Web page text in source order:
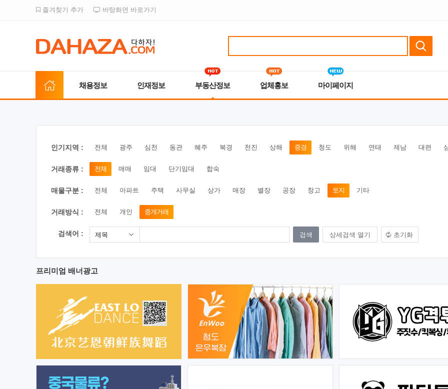
즐겨찾기 추가 바탕화면 바로가기
채용정보 인재정보 부동산정보 업체홍보 마이페이지
인기지역 : 전체 광주 심천 동관 혜주 북경 천진 상해 중경 청도 위해 연태 제남 대련
거래종류 : 전체 매매 임대 단기임대 합숙
매물구분 : 전체 아파트 주택 사무실 상가 매장 별장 공장 창고 토지 기타
거래방식 : 전체 개인 중개거래
검색어 : 제목 상세검색 열기 초기화
프리미엄 배너광고